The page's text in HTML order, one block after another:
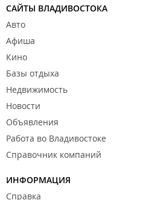
САЙТЫ ВЛАДИВОСТОКА
Авто
Афиша
Кино
Базы отдыха
Недвижимость
Новости
Объявления
Работа во Владивостоке
Справочник компаний
ИНФОРМАЦИЯ
Справка